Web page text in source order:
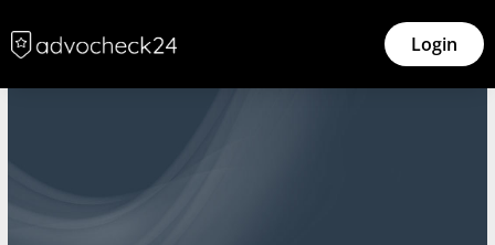
Login